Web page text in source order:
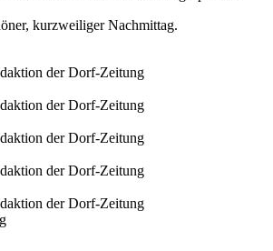
kurzweiliger Nachmittag.
der Dorf-Zeitung
der Dorf-Zeitung
der Dorf-Zeitung
der Dorf-Zeitung
der Dorf-Zeitung